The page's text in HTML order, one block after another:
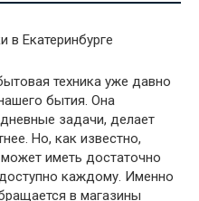
в Екатеринбурге
техника уже давно
бытия. Она
задачи, делает
Но, как известно,
иметь достаточно
каждому. Именно
в магазины